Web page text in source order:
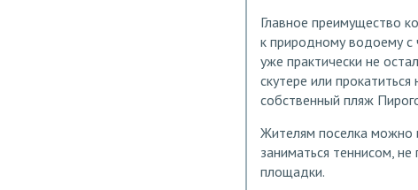
Главное преимущество
к природному водоему с
уже практически не
скутере или
собственный пляж
Жителям поселка можно
заниматься теннисом,
площадки.